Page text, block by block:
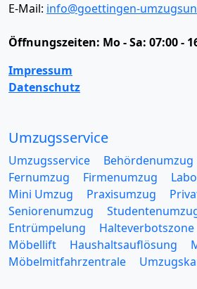
E-Mail: info@goettingen-
Öffnungszeiten: Mo - Sa: 07:00 -
Impressum
Datenschutz
Umzugsservice
Umzugsservice Behördenumzug
Fernumzug
Firmenumzug
Mini Umzug
Praxisumzug
Seniorenumzug
Entrümpelung
Halteverbotszone
Möbellift
Haushaltsauflösung
Möbelmitfahrzentrale